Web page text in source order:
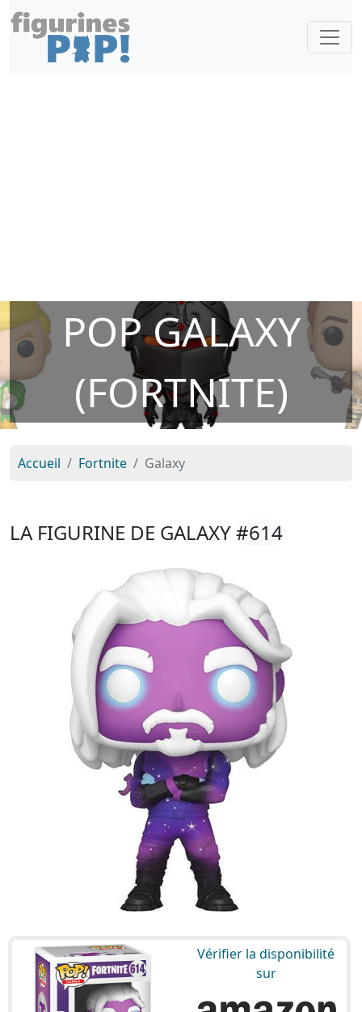
POP GALAXY
(FORTNITE)
Accueil Fortnite Galaxy
LA FIGURINE DE GALAXY#614
Vérifier la disponibilité
sur